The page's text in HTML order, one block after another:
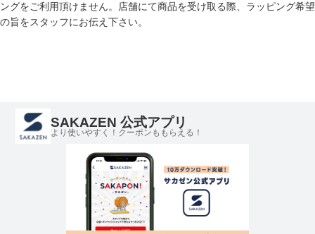
ングをご利用頂けません。店舗にて商品を受け取る際、ラッピング希望
の旨をスタッフにお伝え下さい。
SAKAZEN 公式アプリ
より使いやすく！クーポンももらえる！